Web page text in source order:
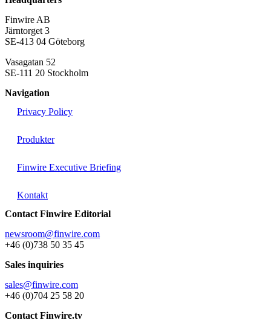
Finwire AB
Järntorget 3
SE-413 04 Göteborg
Vasagatan 52
SE-111 20 Stockholm
Navigation
Privacy Policy
Produkter
Finwire Executive Briefing
Kontakt
Contact Finwire Editorial
newsroom@finwire.com
+46 (0)738 50 35 45
Sales inquiries
sales@finwire.com
+46 (0)704 25 58 20
Contact Finwire.tv